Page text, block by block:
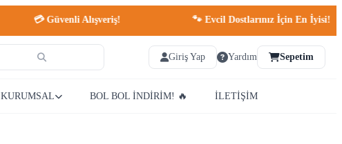
💳 Güvenli Alışveriş! 🐾 Evcil Dostlarınız İçin En İyisi!
Giriş Yap Yardım Sepetim
KURUMSAL BOL BOL İNDİRİM! 🔥 İLETİŞİM